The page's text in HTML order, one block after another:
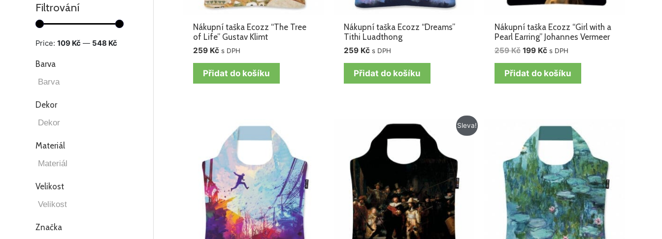
Filtrování
Price: 109 Kč — 548 Kč
Barva
Dekor
Materiál
Velikost
Značka
Nákupní taška Ecozz “The Tree
of Life” Gustav Klimt
259 Kč s DPH
Přidat do košíku
Nákupní taška Ecozz “Dreams”
Tithi Luadthong
259 Kč s DPH
Přidat do košíku
Nákupní taška Ecozz “Girl with a
Pearl Earring” Johannes Vermeer
259Kč 199 Kč s DPH
Přidat do košíku
Sleva!
Původní
cena
byla:
259 Kč.
Aktuální
je:
199 Kč.